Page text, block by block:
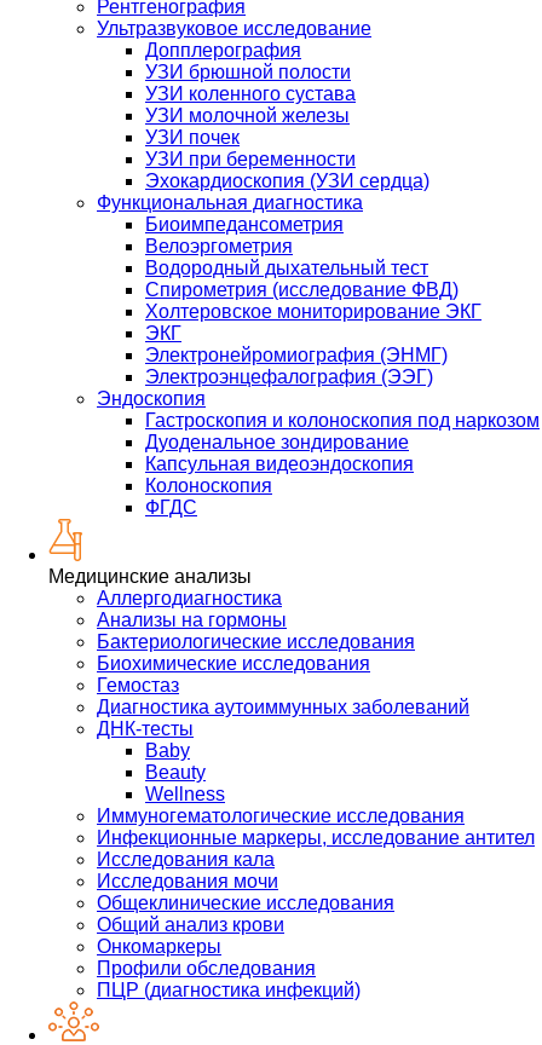
Рентгенография
Ультразвуковое исследование
Допплерография
УЗИ брюшной полости
УЗИ коленного сустава
УЗИ молочной железы
УЗИ почек
УЗИ при беременности
Эхокардиоскопия (УЗИ сердца)
Функциональная диагностика
Биоимпедансометрия
Велоэргометрия
Водородный дыхательный тест
Спирометрия (исследование ФВД)
Холтеровское мониторирование ЭКГ
ЭКГ
Электронейромиография (ЭНМГ)
Электроэнцефалография (ЭЭГ)
Эндоскопия
Гастроскопия и колоноскопия под наркозом
Дуоденальное зондирование
Капсульная видеоэндоскопия
Колоноскопия
ФГДС
Медицинские анализы
Аллергодиагностика
Анализы на гормоны
Бактериологические исследования
Биохимические исследования
Гемостаз
Диагностика аутоиммунных заболеваний
ДНК-тесты
Baby
Beauty
Wellness
Иммуногематологические исследования
Инфекционные маркеры, исследование антител
Исследования кала
Исследования мочи
Общеклинические исследования
Общий анализ крови
Онкомаркеры
Профили обследования
ПЦР (диагностика инфекций)